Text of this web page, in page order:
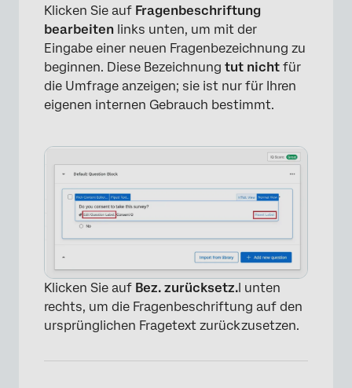
Klicken Sie auf Fragenbeschriftung
bearbeiten links unten, um mit der
Eingabe einer neuen Fragenbezeichnung zu
beginnen. Diese Bezeichnung tut nicht für
die Umfrage anzeigen; sie ist nur für Ihren
eigenen internen Gebrauch bestimmt.
Klicken Sie auf Bez. zurücksetz.l unten
rechts, um die Fragenbeschriftung auf den
ursprünglichen Fragetext zurückzusetzen.